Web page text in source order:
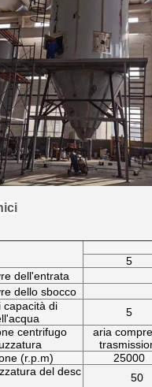
5
dell'entrata
dello sbocco
capacità di
5
centrifugo
aria
(r.p.m)
25000
del desc
50